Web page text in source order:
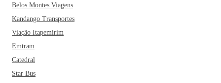
Belos Montes Viagens
Kandango Transportes
Viação Itapemirim
Emtram
Catedral
Star Bus